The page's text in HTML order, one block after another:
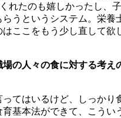
れたのも嬉しかったし、
うというシステム。栄
ここをもう少し直して
の人々の食に対する考
てはいるけど、しっか
基本法ができて、こう